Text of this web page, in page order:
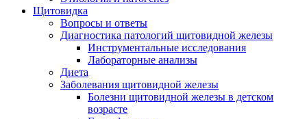
Щитовидка
Вопросы и ответы
Диагностика патологий щитовидной железы
Инструментальные исследования
Лабораторные анализы
Диета
Заболевания щитовидной железы
Болезни щитовидной железы в детском
возрасте